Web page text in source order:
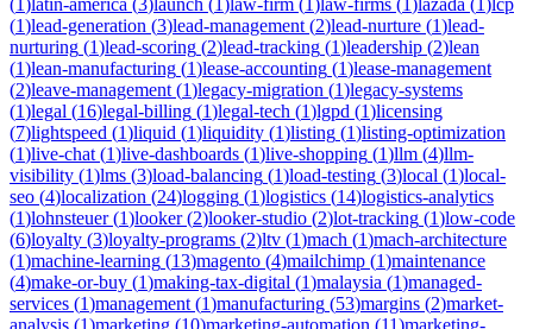
(1)lead-generation (3)lead-management (2)lead-nurture (1)lead-
nurturing (1)lead-scoring (2)lead-tracking (1)leadership (2)lean
(1)lean-manufacturing (1)lease-accounting (1)lease-management
(2)leave-management (1)legacy-migration (1)legacy-systems
(1)legal (16)legal-billing (1)legal-tech (1)lgpd (1)licensing
(7)lightspeed (1)liquid (1)liquidity (1)listing (1)listing-optimization
(1)live-chat (1)live-dashboards (1)live-shopping (1)llm (4)llm-
visibility (1)lms (3)load-balancing (1)load-testing (3)local (1)local-
seo (4)localization (24)logging (1)logistics (14)logistics-analytics
(1)lohnsteuer(1)looker(2)looker-studio (2)lot-tracking (1)low-code
(6)loyalty (3)loyalty-programs (2)ltv (1)mach (1)mach-architecture
(1)machine-learning (13)magento (4)mailchimp (1)maintenance
(4)make-or-buy (1)making-tax-digital (1)malaysia (1)managed-
services (1)management (1)manufacturing (53)margins (2)market-
analysis (1)marketing (10)marketing-automation (11)marketing-